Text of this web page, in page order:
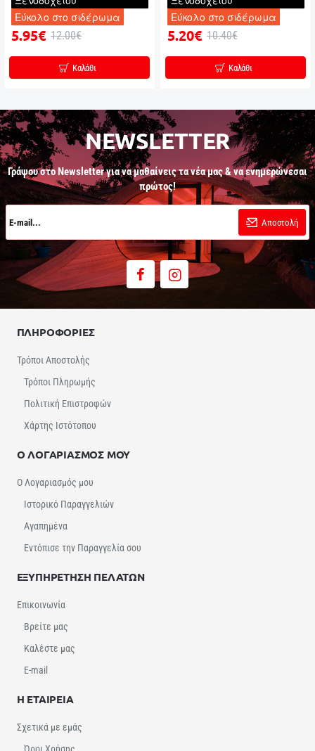
Εύκολο στο σιδέρωμα
5.95€ 12.00€
Καλάθι
Εύκολο στο σιδέρωμα
5.20€ 10.40€
Καλάθι
NEWSLETTER
Γράψου στο Newsletter για να μαθαίνεις τα νέα μας & να ενημερώνεσαι
πρώτος!
mail...
Αποστολή
ΠΛΗΡΟΦΟΡΙΕΣ
Τρόποι Αποστολής
Τρόποι Πληρωμής
Πολιτική Επιστροφών
Χάρτης Ιστότοπου
Ο ΛΟΓΑΡΙΑΣΜΟΣ ΜΟΥ
Ο Λογαριασμός μου
Ιστορικό Παραγγελιών
Αγαπημένα
Εντόπισε την Παραγγελία σου
ΕΞΥΠΗΡΕΤΗΣΗ ΠΕΛΑΤΩΝ
Επικοινωνία
Βρείτε μας
Καλέστε μας
E-mail
Η ΕΤΑΙΡΕΙΑ
Σχετικά με εμάς